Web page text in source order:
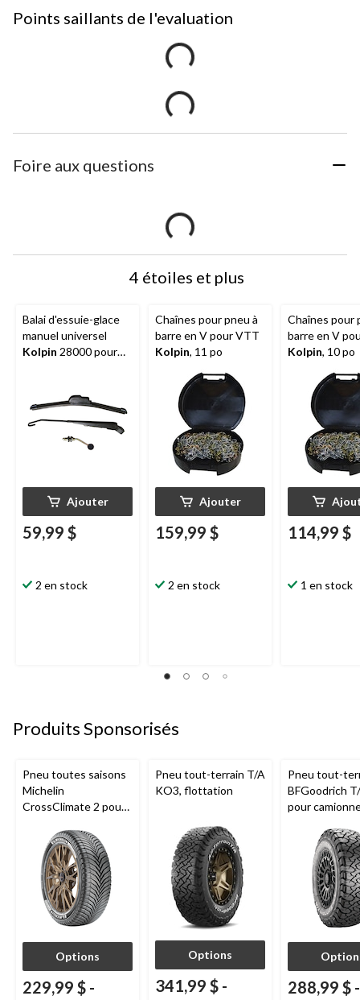
Points saillants de l'evaluation
Foire aux questions
4 étoiles et plus
Balai d'essuie-glace
manuel universel
Kolpin 28000 pour
Ajouter
59,99 $
2 en stock
Chaînes pour pneu à
barre en V pour VTT
Kolpin, 11 po
Ajouter
159,99 $
2 en stock
Chaînes pour
barre en V
Kolpin, 10 po
114,99 $
1 en stock
Produits Sponsorisés
Pneu toutes saisons
Michelin
CrossClimate 2 pour
et multisegments
Options
229,99 $ -
Pneu tout-terrain T/A
KO3, flottation
Options
341,99 $ -
Pneu tout-
BFGoodrich
pour
288,99 $ -